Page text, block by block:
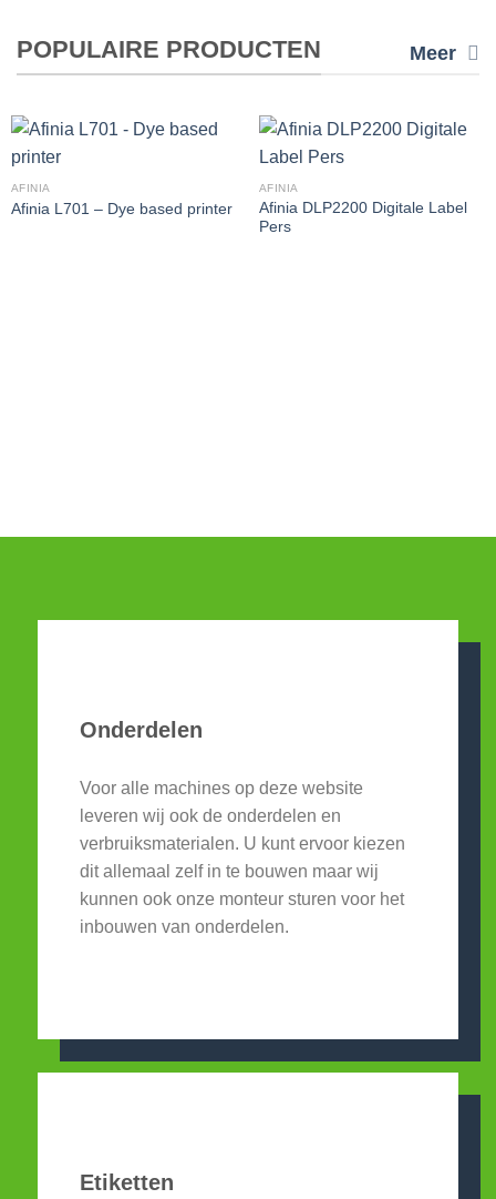
POPULAIRE PRODUCTEN Meer
AFINIA
Afinia L701 – Dye based printer
AFINIA
Afinia DLP2200 Digitale Label
Pers
Onderdelen
Voor alle machines op deze website
leveren wij ook de onderdelen en
verbruiksmaterialen. U kunt ervoor kiezen
dit allemaal zelf in te bouwen maar wij
kunnen ook onze monteur sturen voor het
inbouwen van onderdelen.
Etiketten